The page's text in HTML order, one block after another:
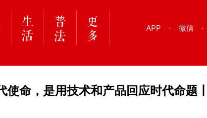
APP · 微信 ·
使命，是用技术和产品回应时代命题